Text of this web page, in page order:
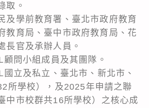
取。
及學前教育署、臺北市政府教育
教育局、臺中市政府教育局、花
長官及承辦人員。
顧問小組成員及其團隊。
國立及私立、臺北市、新北市、
所學校），及2025年申請之聯
中市校群共16所學校）之核心成